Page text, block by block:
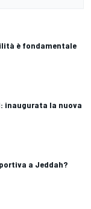
è fondamentale
inaugurata la nuova
a Jeddah?